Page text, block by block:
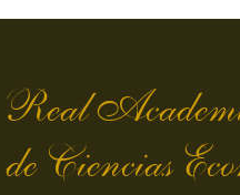
Real
de Ciencias